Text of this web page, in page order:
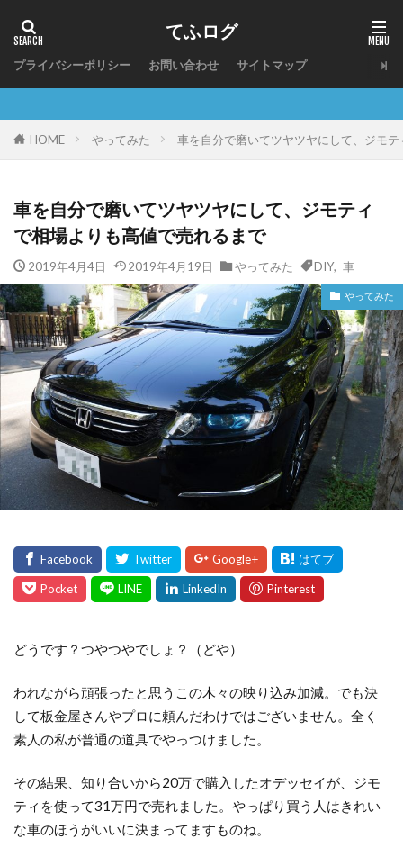
てふログ
プライバシーポリシー お問い合わせ サイトマップ
HOME やってみた 車を自分で磨いてツヤツヤにして、ジモ
車を自分で磨いてツヤツヤにして、ジモティ
で相場よりも高値で売れるまで
2019年4月4日 2019年4月19日 やってみた DIY, 車
やってみた
どうです？つやつやでしょ？（どや）
われながら頑張ったと思うこの木々の映り込み加減。でも決
して板金屋さんやプロに頼んだわけではございません。全く
素人の私が普通の道具でやっつけました。
その結果、知り合いから20万で購入したオデッセイが、ジモ
ティを使って31万円で売れました。やっぱり買う人はきれい
な車のほうがいいに決まってますものね。